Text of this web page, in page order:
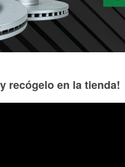
recógelo en la tienda!